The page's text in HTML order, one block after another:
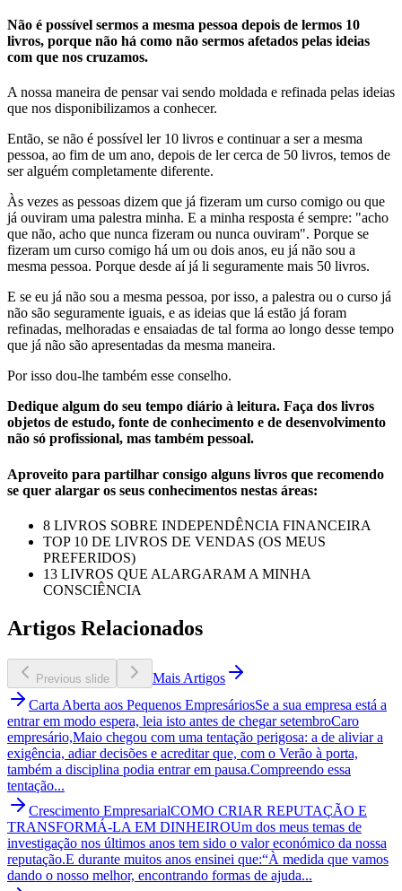
Não é possível sermos a mesma pessoa depois de lermos 10
livros, porque não há como não sermos afetados pelas ideias
com que nos cruzamos.
A nossa maneira de pensar vai sendo moldada e refinada pelas ideias
que nos disponibilizamos a conhecer.
Então, se não é possível ler 10 livros e continuar a ser a mesma
pessoa, ao fim de um ano, depois de ler cerca de 50 livros, temos de
ser alguém completamente diferente.
Às vezes as pessoas dizem que já fizeram um curso comigo ou que
já ouviram uma palestra minha. E a minha resposta é sempre: "acho
que não, acho que nunca fizeram ou nunca ouviram". Porque se
fizeram um curso comigo há um ou dois anos, eu já não sou a
mesma pessoa. Porque desde aí já li seguramente mais 50 livros.
E se eu já não sou a mesma pessoa, por isso, a palestra ou o curso já
não são seguramente iguais, e as ideias que lá estão já foram
refinadas, melhoradas e ensaiadas de tal forma ao longo desse tempo
que já não são apresentadas da mesma maneira.
Por isso dou-lhe também esse conselho.
Dedique algum do seu tempo diário à leitura. Faça dos livros
objetos de estudo, fonte de conhecimento e de desenvolvimento
não só profissional, mas também pessoal.
Aproveito para partilhar consigo alguns livros que recomendo
se quer alargar os seus conhecimentos nestas áreas:
8 LIVROS SOBRE INDEPENDÊNCIA FINANCEIRA
TOP 10 DE LIVROS DE VENDAS (OS MEUS
PREFERIDOS)
13 LIVROS QUE ALARGARAM A MINHA
CONSCIÊNCIA
Artigos Relacionados
Previous slide
Mais Artigos
Carta Aberta aos Pequenos EmpresáriosSe a sua empresa está a
entrar em modo espera, leia isto antes de chegar setembroCaro
empresário,Maio chegou com uma tentação perigosa: a de aliviar a
exigência, adiar decisões e acreditar que, com o Verão à porta,
também a disciplina podia entrar em pausa.Compreendo essa
tentação...
Crescimento EmpresarialCOMO CRIAR REPUTAÇÃO E
TRANSFORMÁ-LA EM DINHEIROUm dos meus temas de
investigação nos últimos anos tem sido o valor económico da nossa
reputação.E durante muitos anos ensinei que:“À medida que vamos
dando o nosso melhor, encontrando formas de ajuda...